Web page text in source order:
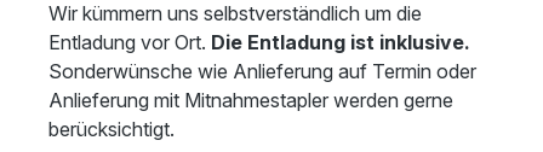
Wir kümmern uns selbstverständlich um die
Entladung vor Ort. Die Entladung ist inklusive.
Sonderwünsche wie Anlieferung auf Termin oder
Anlieferung mit Mitnahmestapler werden gerne
berücksichtigt.